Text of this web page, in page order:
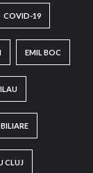
COVID-19
EMIL BOC
CLUJ